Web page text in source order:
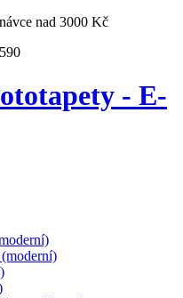
nad 3000 Kč
- E-